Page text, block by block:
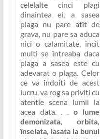
celelalte cinci plagi
dinaintea ei, a sasea
plaga nu pare atît de
grava, nu pare sa aduca
nici o calamitate, încît
multi se întreaba daca
plaga a sasea este cu
adevarat o plaga. Celor
ce va îndoiti de acest
lucru, va rog sa priviti cu
atentie scena lumii la
acea data. . . o lume
demonizata, orbita,
înselata, lasata la bunul